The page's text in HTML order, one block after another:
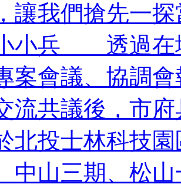
讓我們搶先一
小兵 透過在
案會議、協調
流共議後，市
北投士林科技
中山三期、松